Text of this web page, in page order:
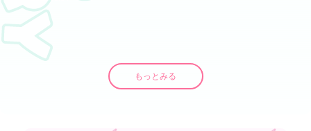
もっとみる